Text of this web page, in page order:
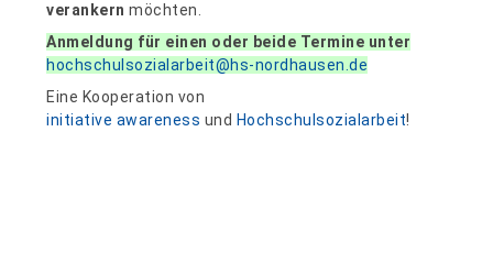
verankern möchten.
Anmeldung für einen oder beide Termine unter
hochschulsozialarbeit@hs-nordhausen.de
Eine Kooperation von
initiative awareness und Hochschulsozialarbeit!